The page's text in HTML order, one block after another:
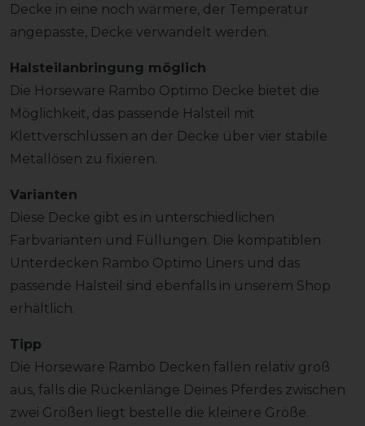
Decke in eine noch wärmere, der Temperatur
angepasste, Decke verwandelt werden.
Halsteilanbringung möglich
Die Horseware Rambo Optimo Decke bietet die
Möglichkeit, das passende Halsteil mit
Klettverschlüssen an der Decke über vier stabile
Metallösen zu fixieren.
Varianten
Diese Decke gibt es in unterschiedlichen
Farbvarianten und Füllungen. Die kompatiblen
Unterdecken Rambo Optimo Liners und das
passende Halsteil sind ebenfalls in unserem Shop
erhältlich.
Tipp
Die Horseware Rambo Decken fallen relativ groß
aus, falls die Rückenlänge Deines Pferdes zwischen
zwei Größen liegt bestelle die kleinere Größe.